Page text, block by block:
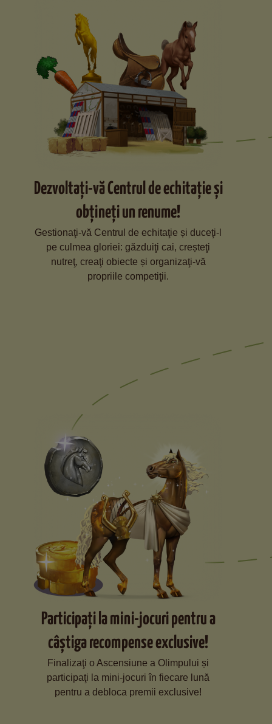
Dezvoltaţi-vă Centrul de echitaţie și
obţineţi un renume!
Gestionaţi-vă Centrul de echitaţie și duceţi-l
pe culmea gloriei: găzduiţi cai, creșteţi
nutreţ, creaţi obiecte și organizaţi-vă
propriile competiţii.
Participaţi la mini-jocuri pentru a
câștiga recompense exclusive!
Finalizaţi o Ascensiune a Olimpului și
participaţi la mini-jocuri în fiecare lună
pentru a debloca premii exclusive!